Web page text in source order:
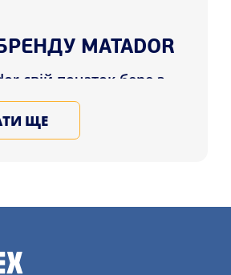
MATADOR
свій початок бере з
коли був
території Словаччини.
та відточуючи якість
ЩЕ